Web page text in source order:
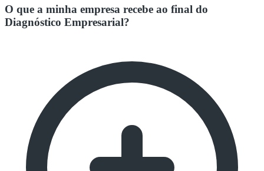
O que a minha empresa recebe ao final do
Diagnóstico Empresarial?